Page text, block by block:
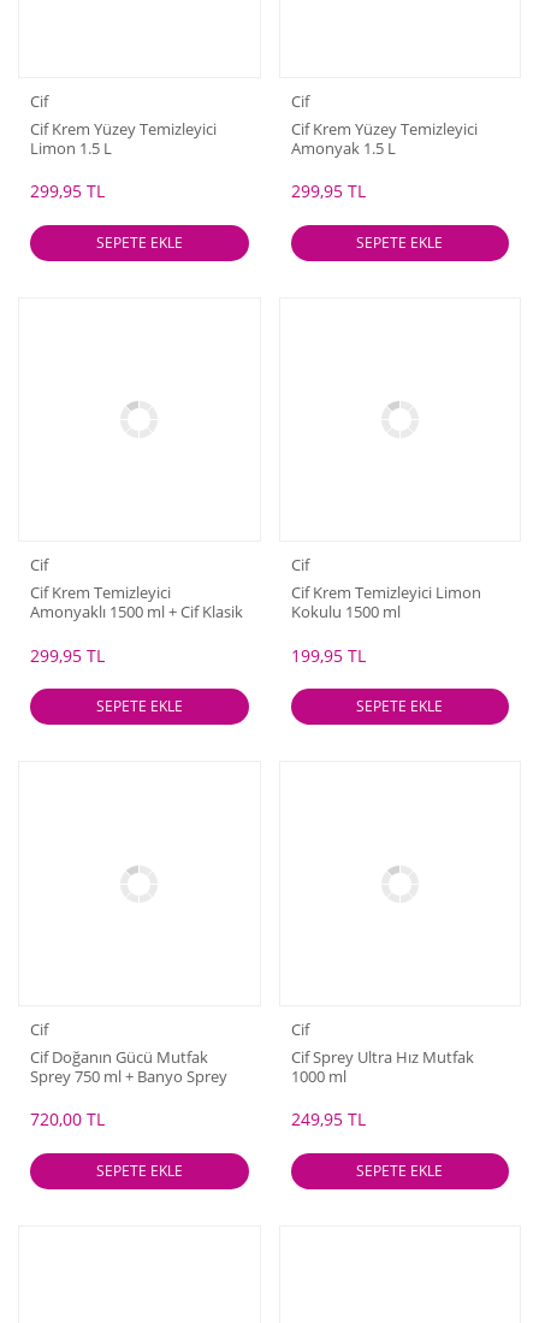
Cif
Cif Krem Yüzey Temizleyici
Limon 1.5 L
299,95 TL
SEPETE EKLE
Cif
Cif Krem Yüzey Temizleyici
Amonyak 1.5 L
299,95 TL
SEPETE EKLE
Cif
Cif Krem Temizleyici
Amonyaklı 1500 ml + Cif Klasik
299,95 TL
SEPETE EKLE
Cif
Cif Krem Temizleyici Limon
Kokulu 1500 ml
199,95 TL
SEPETE EKLE
Cif
Cif Doğanın Gücü Mutfak
Sprey 750 ml + Banyo Sprey
720,00 TL
SEPETE EKLE
Cif
Cif Sprey Ultra Hız Mutfak
1000 ml
249,95 TL
SEPETE EKLE